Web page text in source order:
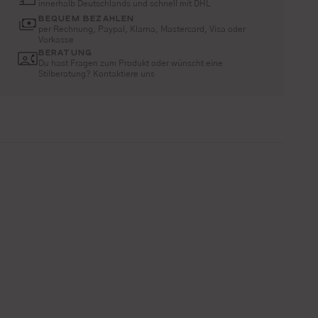
innerhalb Deutschlands und schnell mit DHL
BEQUEM BEZAHLEN
per Rechnung, Paypal, Klarna, Mastercard, Visa oder
Vorkasse
BERATUNG
Du hast Fragen zum Produkt oder wünscht eine
Stilberatung? Kontaktiere uns